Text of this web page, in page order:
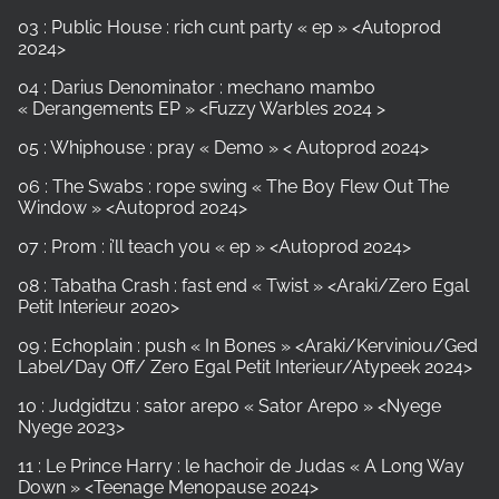
03 : Public House : rich cunt party « ep » <Autoprod
2024>
04 : Darius Denominator : mechano mambo
« Derangements EP » <Fuzzy Warbles 2024 >
05 : Whiphouse : pray « Demo » < Autoprod 2024>
06 : The Swabs : rope swing « The Boy Flew Out The
Window » <Autoprod 2024>
07 : Prom : i’ll teach you « ep » <Autoprod 2024>
08 : Tabatha Crash : fast end « Twist » <Araki/Zero Egal
Petit Interieur 2020>
09 : Echoplain : push « In Bones » <Araki/Kerviniou/Ged
Label/Day Off/ Zero Egal Petit Interieur/Atypeek 2024>
10 : Judgidtzu : sator arepo « Sator Arepo » <Nyege
Nyege 2023>
11 : Le Prince Harry : le hachoir de Judas « A Long Way
Down » <Teenage Menopause 2024>